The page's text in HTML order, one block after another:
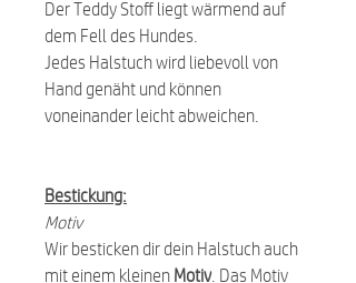
Der Teddy Stoff liegt wärmend auf
dem Fell des Hundes.
Jedes Halstuch wird liebevoll von
Hand genäht und können
voneinander leicht abweichen.
Bestickung:
Motiv
Wir besticken dir dein Halstuch auch
mit einem kleinen Motiv. Das Motiv